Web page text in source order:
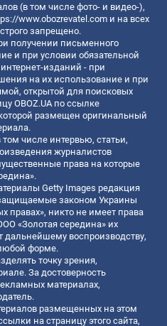
(в том числе фото- и видео-),
www.obozrevatel.com и на всех
запрещено.
получении письменного
и при условии обязательной
изданий - при
на их использование и при
открытой для поисковых
OBOZ.UA по ссылке
размещен оригинальный
числе интервью, статьи,
журналистов
права на которые
Getty Images редакция
законом Украины
правах», никто не имеет права
«Золотая середина» их
дальнейшему воспроизводству,
форме.
точку зрения,
За достоверность
материалах,
размещенных на этом
на страницу этого сайта,